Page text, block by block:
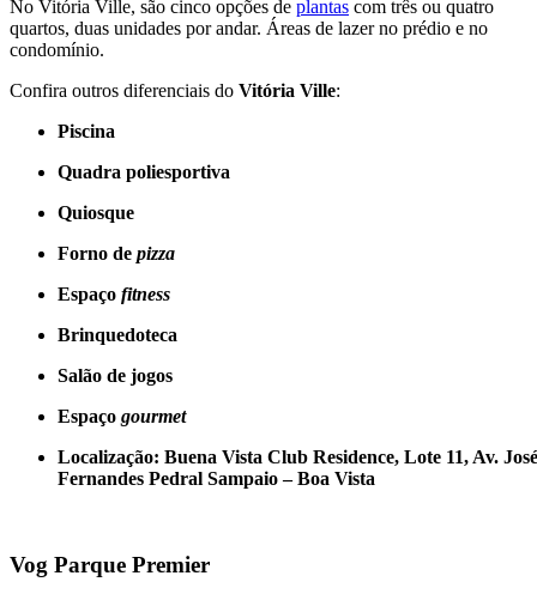
No Vitória Ville, são cinco opções de plantas com três ou quatro
quartos, duas unidades por andar. Áreas de lazer no prédio e no
condomínio.
Confira outros diferenciais do Vitória Ville:
Piscina
Quadra poliesportiva
Quiosque
Forno de pizza
Espaço fitness
Brinquedoteca
Salão de jogos
Espaço gourmet
Localização: Buena Vista Club Residence, Lote 11, Av. José
Fernandes Pedral Sampaio – Boa Vista
Vog Parque Premier